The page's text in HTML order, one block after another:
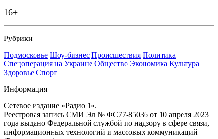
16+
Рубрики
Подмосковье Шоу-бизнес Происшествия Политика
Спецоперация на Украине Общество Экономика Культура
Здоровье Спорт
Информация
Сетевое издание «Радио 1».
Реестровая запись СМИ Эл № ФС77-85036 от 10 апреля 2023
года выдано Федеральной службой по надзору в сфере связи,
информационных технологий и массовых коммуникаций